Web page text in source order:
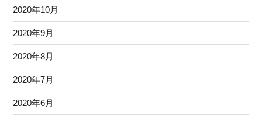
2020年10月
2020年9月
2020年8月
2020年7月
2020年6月